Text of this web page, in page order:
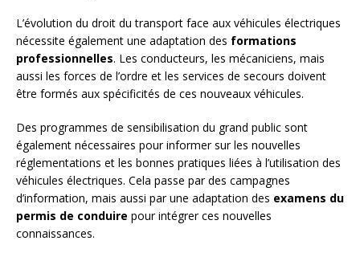
L’évolution du droit du transport face aux véhicules électriques
nécessite également une adaptation des formations
professionnelles. Les conducteurs, les mécaniciens, mais
aussi les forces de l’ordre et les services de secours doivent
être formés aux spécificités de ces nouveaux véhicules.
Des programmes de sensibilisation du grand public sont
également nécessaires pour informer sur les nouvelles
réglementations et les bonnes pratiques liées à l’utilisation des
véhicules électriques. Cela passe par des campagnes
d’information, mais aussi par une adaptation des examens du
permis de conduire pour intégrer ces nouvelles
connaissances.